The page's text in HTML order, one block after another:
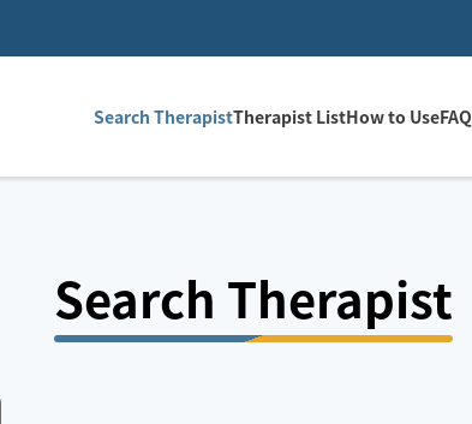
Search TherapistTherapist ListHow to UseFAQ
Search Therapist